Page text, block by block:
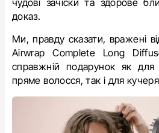
чудові зачіски та здорове
доказ.
Ми, правду сказати, вражені
Airwrap Complete Long
справжній подарунок як
пряме волосся, так і для